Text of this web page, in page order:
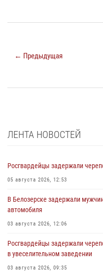
← Предыдущая
ЛЕНТА НОВОСТЕЙ
Росгвардейцы задержали
05 августа 2026, 12:53
В Белозерске задержали
автомобиля
03 августа 2026, 12:06
Росгвардейцы задержали
в увеселительном заведении
03 августа 2026, 09:35